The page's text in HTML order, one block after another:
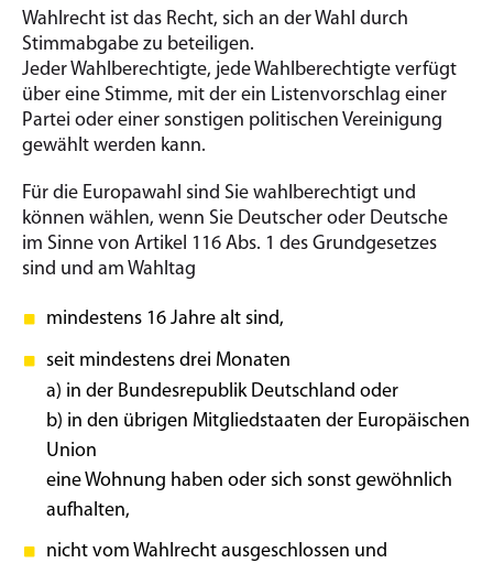
Wahlrecht ist das Recht, sich an der Wahl durch
Stimmabgabe zu beteiligen.
Jeder Wahlberechtigte, jede Wahlberechtigte verfügt
über eine Stimme, mit der ein Listenvorschlag einer
Partei oder einer sonstigen politischen Vereinigung
gewählt werden kann.
Für die Europawahl sind Sie wahlberechtigt und
können wählen, wenn Sie Deutscher oder Deutsche
im Sinne von Artikel 116 Abs. 1 des Grundgesetzes
sind und am Wahltag
mindestens 16 Jahre alt sind,
seit mindestens drei Monaten
a) in der Bundesrepublik Deutschland oder
b) in den übrigen Mitgliedstaaten der Europäischen
Union
eine Wohnung haben oder sich sonst gewöhnlich
aufhalten,
nicht vom Wahlrecht ausgeschlossen und